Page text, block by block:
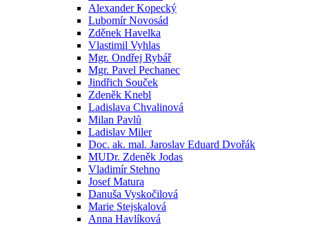
Alexander Kopecký
Lubomír Novosád
Zděnek Havelka
Vlastimil Vyhlas
Mgr. Ondřej Rybář
Mgr. Pavel Pechanec
Jindřich Souček
Zdeněk Knebl
Ladislava Chvalinová
Milan Pavlů
Ladislav Miler
Doc. ak. mal. Jaroslav Eduard Dvořák
MUDr. Zdeněk Jodas
Vladimír Stehno
Josef Matura
Danuša Vyskočilová
Marie Stejskalová
Anna Havlíková